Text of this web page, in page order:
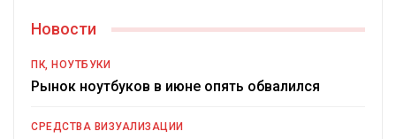
Новости
ПК, НОУТБУКИ
Рынок ноутбуков в июне опять обвалился
СРЕДСТВА ВИЗУАЛИЗАЦИИ